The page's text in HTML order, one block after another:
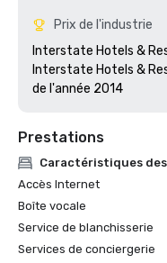
Prix de l'industrie
Interstate Hotels &
Interstate Hotels &
Prestations
Caractéristiques
Accès Internet
Boîte vocale
Service de blanchisserie
Services de conciergerie